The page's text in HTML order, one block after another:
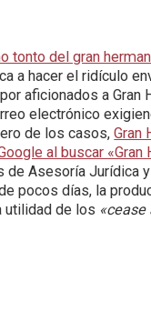
tonto del gran
a hacer el ridículo
aficionados a Gran
electrónico
de los casos,Gran
al buscar «Gran
Asesoría Jurídica
pocos días, la
utilidad de los «cease